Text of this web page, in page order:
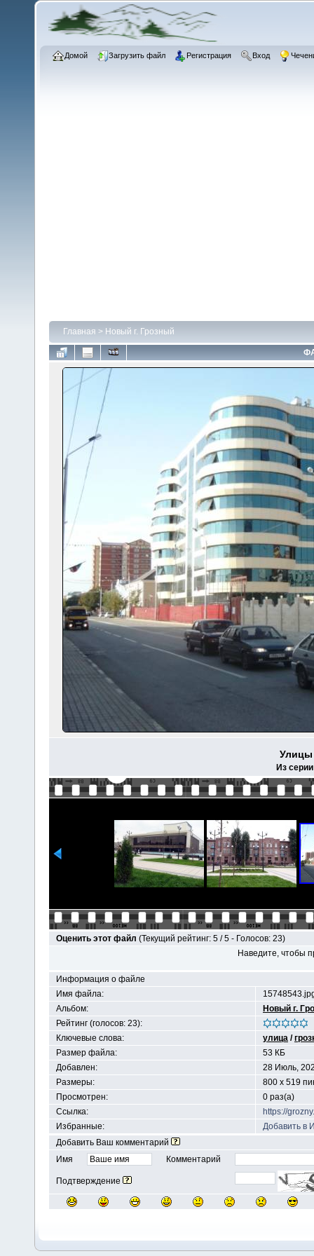
Домой Загрузить файл Регистрация Вход
Главная > Новый г. Грозный
Улицы
Из
Оценить этот файл (Текущий рейтинг: 5 / 5 - Голосов: 23)
Наведите, чтобы
Информация о файле
Имя файла:
Альбом:
Новый г.
Рейтинг (голосов: 23):
Ключевые слова:
улица /
Размер файла:
53 КБ
Добавлен:
28 Июль,
Размеры:
800 x 519
Просмотрен:
0 раз(а)
Ссылка:
https://
Избранные:
Добавить в
Добавить Ваш комментарий
Имя
Комментарий
Подтверждение